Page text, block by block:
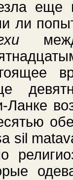
еще
ли
Ланке
sil